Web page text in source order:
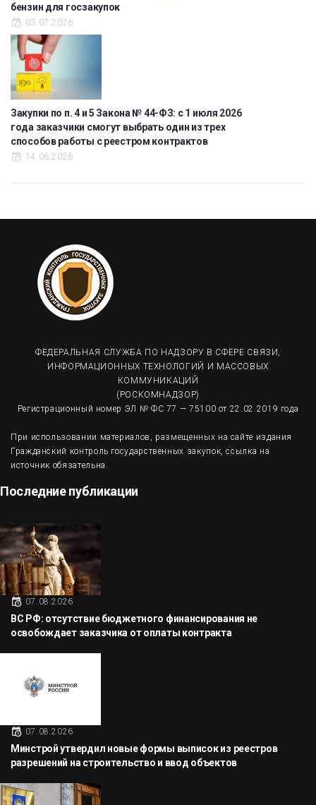
бензин для госзакупок
03.07.2026
Закупки по п. 4 и 5 Закона № 44-ФЗ: с 1 июля 2026
года заказчики смогут выбрать один из трех
способов работы с реестром контрактов
14.06.2026
ФЕДЕРАЛЬНАЯ СЛУЖБА ПО НАДЗОРУ В СФЕРЕ СВЯЗИ,
ИНФОРМАЦИОННЫХ ТЕХНОЛОГИЙ И МАССОВЫХ
КОММУНИКАЦИЙ
(РОСКОМНАДЗОР)
Регистрационный номер ЭЛ № ФС 77 — 75100 от 22.02.2019 года
При использовании материалов, размещенных на сайте издания
Гражданский контроль государственных закупок, ссылка на
источник обязательна.
Последние публикации
07.08.2026
ВС РФ: отсутствие бюджетного финансирования не
освобождает заказчика от оплаты контракта
07.08.2026
Минстрой утвердил новые формы выписок из реестров
разрешений на строительство и ввод объектов